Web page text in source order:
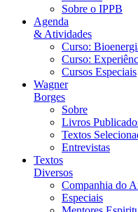
Sobre o IPPB
Agenda
& Atividades
Curso:
Curso:
Cursos Especiais
Wagner
Borges
Sobre
Livros
Textos
Entrevistas
Textos
Diversos
Companhia do
Especiais